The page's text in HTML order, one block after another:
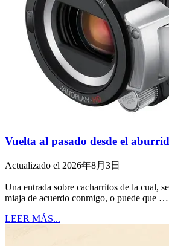
Vuelta al pasado desde el
Actualizado el 2026年8月3日
Una entrada sobre cacharritos de la cual,
miaja de acuerdo conmigo, o puede que …
LEER MÁS...